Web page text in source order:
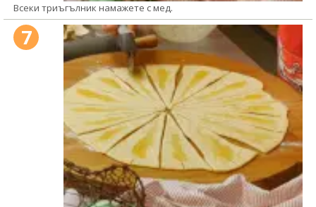
Всеки триъгълник намажете с мед.
7